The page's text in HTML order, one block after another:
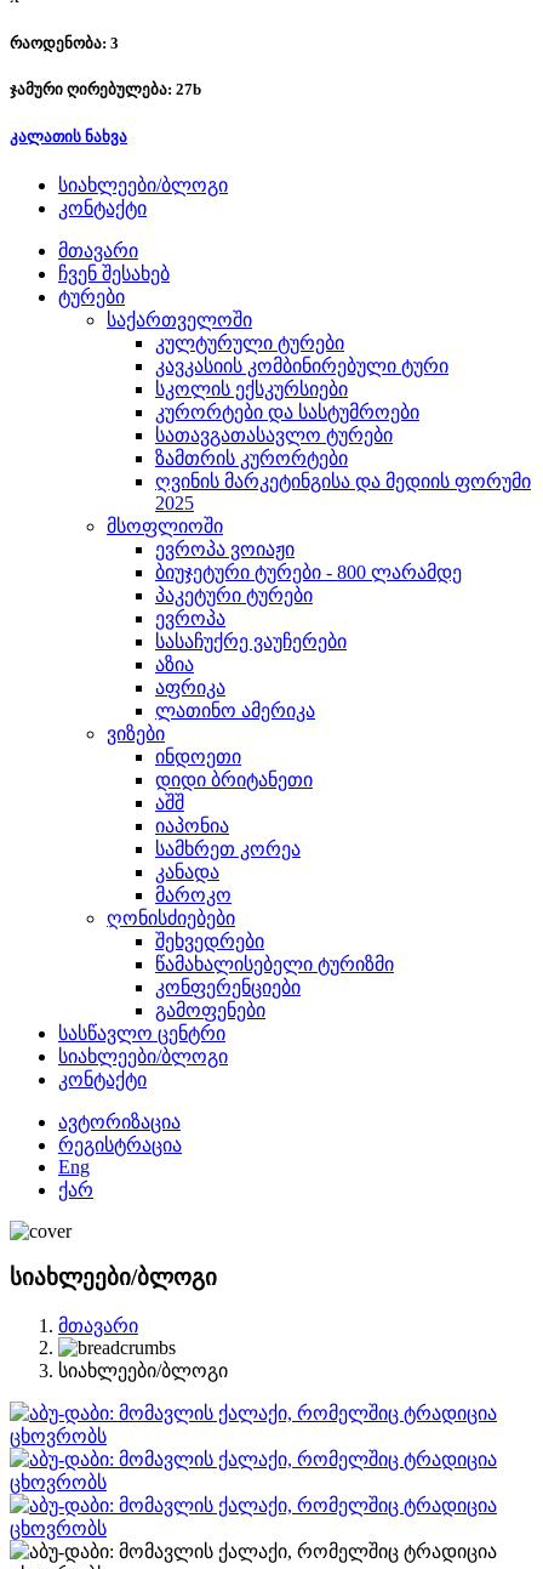
რაოდენობა: 3
ჯამური ღირებულება: 27b
კალათის ნახვა
სიახლეები/ბლოგი
კონტაქტი
მთავარი
ჩვენ შესახებ
ტურები
საქართველოში
კულტურული ტურები
კავკასიის კომბინირებული ტური
სკოლის ექსკურსიები
კურორტები და სასტუმროები
სათავგათასავლო ტურები
ზამთრის კურორტები
ღვინის მარკეტინგისა და მედიის ფორუმი
2025
მსოფლიოში
ევროპა ვოიაჟი
ბიუჯეტური ტურები - 800 ლარამდე
პაკეტური ტურები
ევროპა
სასაჩუქრე ვაუჩერები
აზია
აფრიკა
ლათინო ამერიკა
ვიზები
ინდოეთი
დიდი ბრიტანეთი
აშშ
იაპონია
სამხრეთ კორეა
კანადა
მაროკო
ღონისძიებები
შეხვედრები
წამახალისებელი ტურიზმი
კონფერენციები
გამოფენები
სასწავლო ცენტრი
სიახლეები/ბლოგი
კონტაქტი
ავტორიზაცია
რეგისტრაცია
Eng
ქარ
სიახლეები/ბლოგი
მთავარი
სიახლეები/ბლოგი